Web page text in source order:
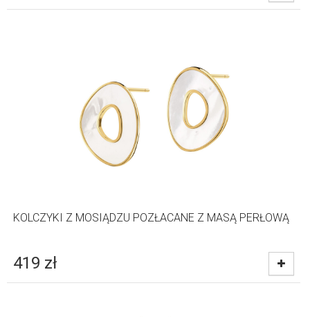
KOLCZYKI Z MOSIĄDZU POZŁACANE Z MASĄ PERŁOWĄ
419 zł